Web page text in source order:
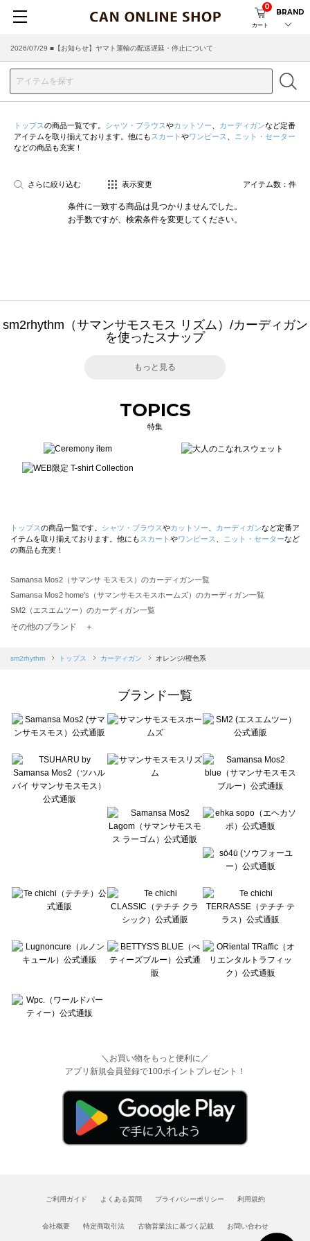
カート
0
BRAND
2026/07/29 ■【お知らせ】ヤマト運輸の配送遅延・停止について
トップスの商品一覧です。 シャツ・ブラウスやカットソー カーディガンなど定番
アイテムを取り揃えております。他にも スカート やワンピース
ニット・セーター
などの商品も充実！
さらに絞り込む 表示変更 アイテム数： 件
条件に一致する商品は見つかりませんでした。
お手数ですが、検索条件を変更してください。
sm2rhythm（サマンサモスモス リズム）/カーディガン
を使ったスナップ
もっと見る
TOPICS
特集
トップスの商品一覧です。 シャツ・ブラウスやカットソー カーディガンなど定番ア
イテムを取り揃えております。他にも スカート やワンピース ニット・セーターなど
の商品も充実！
Samansa Mos2（サマンサ モスモス）のカーディガン一覧
Samansa Mos2 home's（サマンサモスモスホームズ）のカーディガン一覧
SM2（エスエムツー）のカーディガン一覧
TSUHARU by Samansa Mos2（ツハルバイサマンサモスモス）のカーディガン一覧
Samansa Mos2 blue（サマンサモスモス ブルー）のカーディガン一覧
sō4ū（ソウフォーユー）のカーディガン一覧
Te chichi（テチチ）のカーディガン一覧
Te chichi CLASSIC（テチチ クラシック）のカーディガン一覧
Lugnoncure（ルノンキュール）のカーディガン一覧
BETTY'S BLUE（べティーズブルー）のカーディガン一覧
Wpc.（ワールドパーティー）のカーディガン一覧
その他のブランド ＋
sm2rhythm トップス カーディガン オレンジ/橙色系
ブランド一覧
＼お買い物をもっと便利に／
アプリ新規会員登録で100ポイントプレゼント！
ご利用ガイド よくある質問 プライバシーポリシー 利用規約
会社概要 特定商取引法 古物営業法に基づく記載 お問い合わせ